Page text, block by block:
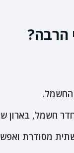
הרבה?
החשמל.
חשמל, בארון
מסודרת